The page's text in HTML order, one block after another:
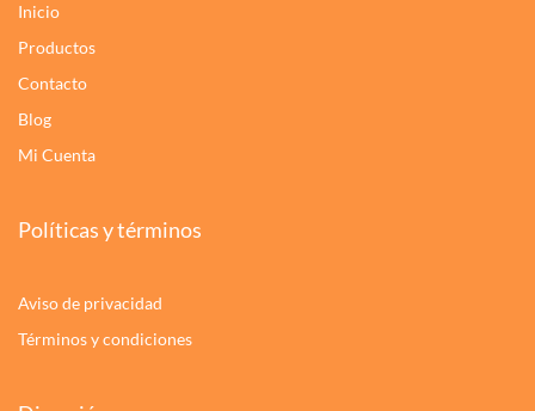
Inicio
Productos
Contacto
Blog
Mi Cuenta
Políticas y términos
Aviso de privacidad
Términos y condiciones